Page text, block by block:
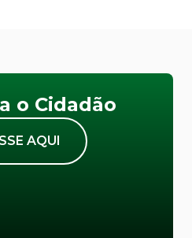
o Cidadão
AQUI